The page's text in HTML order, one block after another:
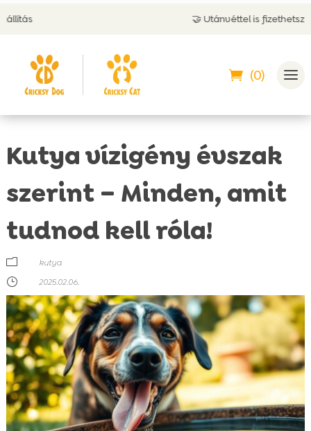
🤝 Utánvéttel is fizethetsz
(0)
Kutya vízigény évszak
szerint – Minden, amit
tudnod kell róla!
m
kutya
}
2025.02.06.